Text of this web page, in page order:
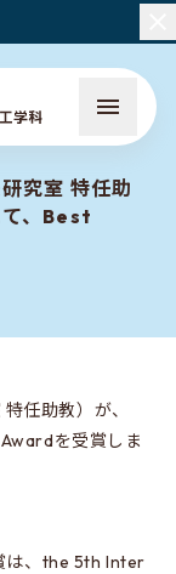
究室 特任助
、Best
任助教）が、
を受賞しま
は、the 5th Inter